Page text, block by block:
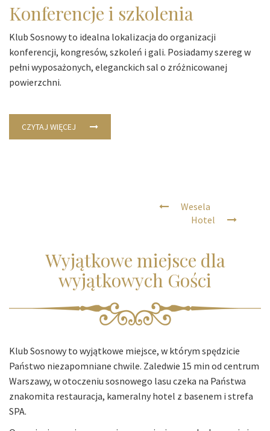
Konferencje i szkolenia
Klub Sosnowy to idealna lokalizacja do organizacji
konferencji, kongresów, szkoleń i gali. Posiadamy szereg w
pełni wyposażonych, eleganckich sal o zróżnicowanej
powierzchni.
CZYTAJ WIĘCEJ
Wesela
Hotel
Wyjątkowe miejsce dla
wyjątkowych Gości
Klub Sosnowy to wyjątkowe miejsce, w którym spędzicie
Państwo niezapomniane chwile. Zaledwie 15 min od centrum
Warszawy, w otoczeniu sosnowego lasu czeka na Państwa
znakomita restauracja, kameralny hotel z basenem i strefa
SPA.